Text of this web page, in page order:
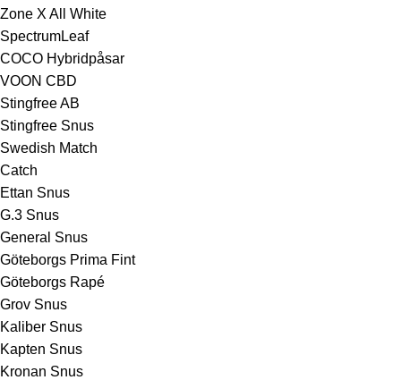
Zone X All White
SpectrumLeaf
COCO Hybridpåsar
VOON CBD
Stingfree AB
Stingfree Snus
Swedish Match
Catch
Ettan Snus
G.3 Snus
General Snus
Göteborgs Prima Fint
Göteborgs Rapé
Grov Snus
Kaliber Snus
Kapten Snus
Kronan Snus